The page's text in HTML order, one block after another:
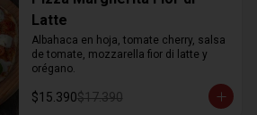
Latte
Albahaca en hoja, tomate cherry, salsa
de tomate, mozzarella fior di latte y
orégano.
$15.390$17.390